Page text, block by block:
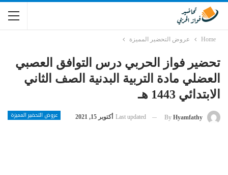
Home عروض التحضير المميزة
تحضير فواز الحربي درس التوافق العصبي
العضلي مادة التربية البدنية الصف الثاني
الابتدائي 1443 هـ
عروض التحضير المميزة By Hyamfathy
Last updated أكتوبر 15, 2021